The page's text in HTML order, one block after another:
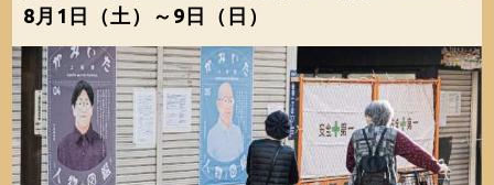
8月1日（土）～9日（日）